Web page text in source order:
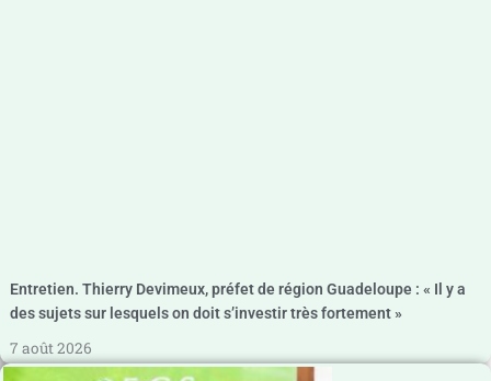
Entretien. Thierry Devimeux, préfet de région Guadeloupe : « Il y a
des sujets sur lesquels on doit s’investir très fortement »
7 août 2026